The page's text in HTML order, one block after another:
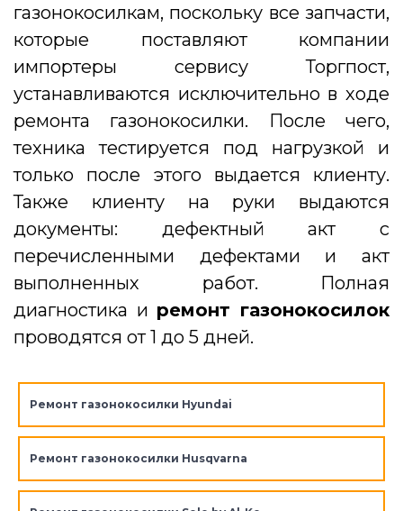
газонокосилкам, поскольку все запчасти,
которые поставляют компании
импортеры сервису Торгпост,
устанавливаются исключительно в ходе
ремонта газонокосилки. После чего,
техника тестируется под нагрузкой и
только после этого выдается клиенту.
Также клиенту на руки выдаются
документы: дефектный акт с
перечисленными дефектами и акт
выполненных работ. Полная
диагностика и ремонт газонокосилок
проводятся от 1 до 5 дней.
Ремонт газонокосилки Hyundai
Ремонт газонокосилки Husqvarna